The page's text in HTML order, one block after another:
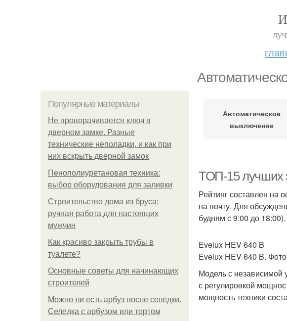
Популярные материалы
Не проворачивается ключ в
дверном замке. Разные
технические неполадки, и как при
них вскрыть дверной замок
Пенополиуретановая техника:
выбор оборудования для заливки
Строительство дома из бруса:
ручная работа для настоящих
мужчин
Как красиво закрыть трубы в
туалете?
Основные советы для начинающих
строителей
Можно ли есть арбуз после селедки.
Селедка с арбузом или тортом
Автоматическое
выключение
ТОП-15 лучших
Рейтинг составлен на
на почту. Для
будням с 9:00 до 18:00).
Evelux HEV 640 B
Evelux HEV 640 B.
Модель с независимой
с регулировкой
мощность техники